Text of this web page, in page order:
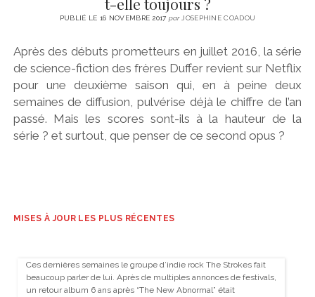
PUBLIÉ LE 16 NOVEMBRE 2017 parJOSEPHINE COADOU
Après des débuts prometteurs en juillet 2016, la série
de science-fiction des frères Duffer revient sur Netflix
pour une deuxième saison qui, en à peine deux
semaines de diffusion, pulvérise déjà le chiffre de l’an
passé. Mais les scores sont-ils à la hauteur de la
série ? et surtout, que penser de ce second opus ?
MISES À JOUR LES PLUS RÉCENTES
Ces dernières semaines le groupe d’indie rock The Strokes fait
beaucoup parler de lui. Après de multiples annonces de festivals,
un retour album 6 ans après “The New Abnormal” était